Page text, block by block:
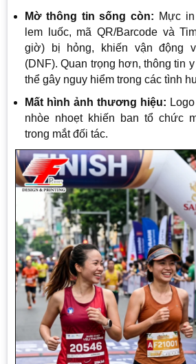
Mờ thông tin sống còn: Mực
lem luốc, mã QR/Barcode và
giờ) bị hỏng, khiến vận động
(DNF). Quan trọng hơn, thông tin
thể gây nguy hiểm trong các tình
Mất hình ảnh thương hiệu:
nhòe nhoẹt khiến ban tổ chức
trong mắt đối tác.